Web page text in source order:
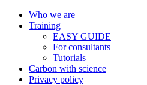
Who we are
Training
EASY GUIDE
For consultants
Tutorials
Carbon with science
Privacy policy